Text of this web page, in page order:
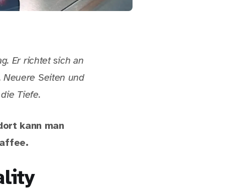
Er richtet sich an
Neuere Seiten und
Tiefe.
kann man